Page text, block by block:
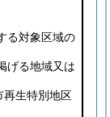
る対象区域の
げる地域又は
生特別地区